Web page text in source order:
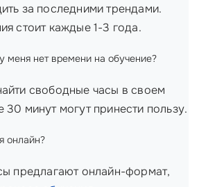
за последними трендами.
стоит каждые 1-3 года.
меня нет времени на обучение?
свободные часы в своем
минут могут принести пользу.
онлайн?
предлагают онлайн-формат,